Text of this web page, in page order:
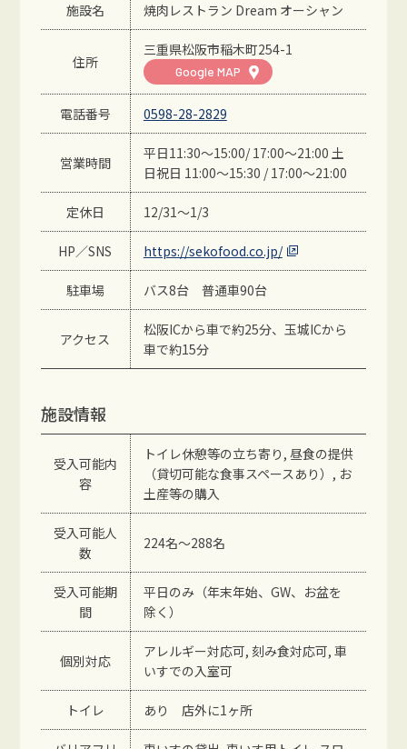
施設名 焼肉レストラン Dream オーシャン
住所
三重県松阪市稲木町254-1
Google MAP
電話番号 0598-28-2829
営業時間
平日11:30〜15:00/ 17:00〜21:00 土
日祝日 11:00〜15:30 / 17:00〜21:00
定休日 12/31〜1/3
HP／SNS https://sekofood.co.jp/
駐車場 バス8台 普通車90台
アクセス
松阪ICから車で約25分、玉城ICから
車で約15分
施設情報
受入可能内
容
トイレ休憩等の立ち寄り, 昼食の提供
（貸切可能な食事スペースあり）, お
土産等の購入
受入可能人
数
224名〜288名
受入可能期
間
平日のみ（年末年始、GW、お盆を
除く）
個別対応
アレルギー対応可, 刻み食対応可, 車
いすでの入室可
トイレ あり 店外に1ヶ所